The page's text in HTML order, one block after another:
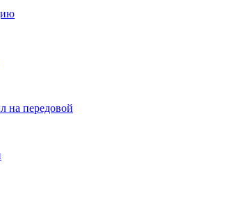
на передовой